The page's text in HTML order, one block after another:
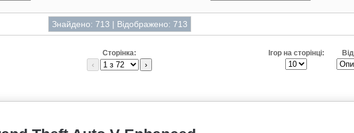
Знайдено: 713 | Відображено: 713
Ігор на сторінці:
Сторінка:
‹ ›